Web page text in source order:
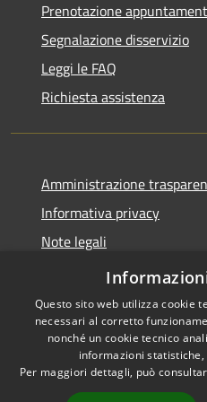
Prenotazione
Segnalazione disservizio
Leggi le FAQ
Richiesta assistenza
Amministrazione
Informativa privacy
Note legali
Dichiarazione di
Accessibilità
Questo sito web utilizza cookie
necessari al corretto
nonché un cookie tecnico
informazioni
Per maggiori dettagli, può